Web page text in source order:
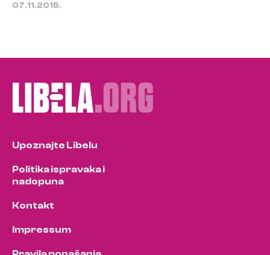
07.11.2015.
Upoznajte Libelu
Politika ispravaka i
nadopuna
Kontakt
Impressum